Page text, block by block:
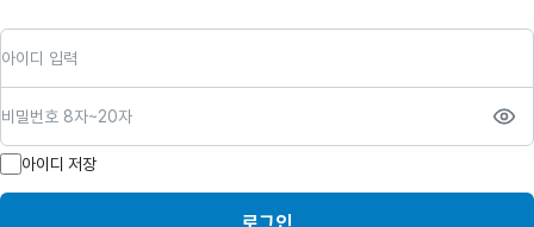
아이디 저장